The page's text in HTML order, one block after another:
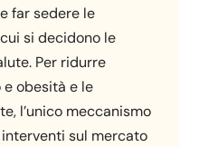
far sedere le
si decidono le
Per ridurre
e obesità e le
l’unico meccanismo
sul mercato